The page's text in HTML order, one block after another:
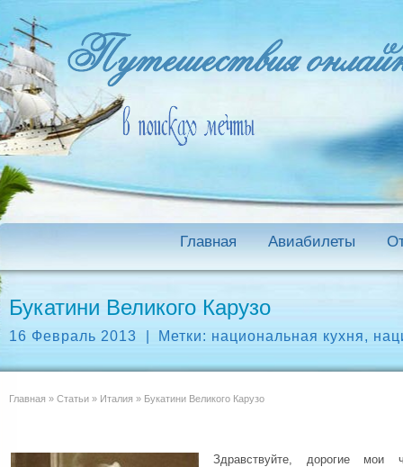
Главная Авиабилеты
Букатини Великого Карузо
16 Февраль 2013 Метки: национальная кухня,
Главная » Статьи » Италия » Букатини Великого Карузо
Здравствуйте, дорогие мои